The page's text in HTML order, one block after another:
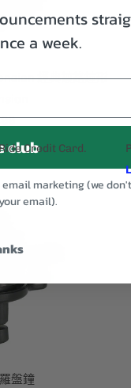
經典鍍鉻鐘形
盤鐘
a week.
club
marketing (we
email).